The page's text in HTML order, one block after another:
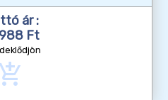
ár :
Ft